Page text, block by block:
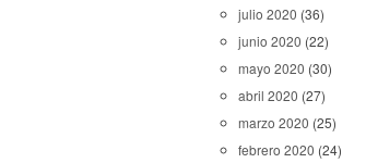
julio 2020 (36)
junio 2020 (22)
mayo 2020 (30)
abril 2020 (27)
marzo 2020 (25)
febrero 2020 (24)